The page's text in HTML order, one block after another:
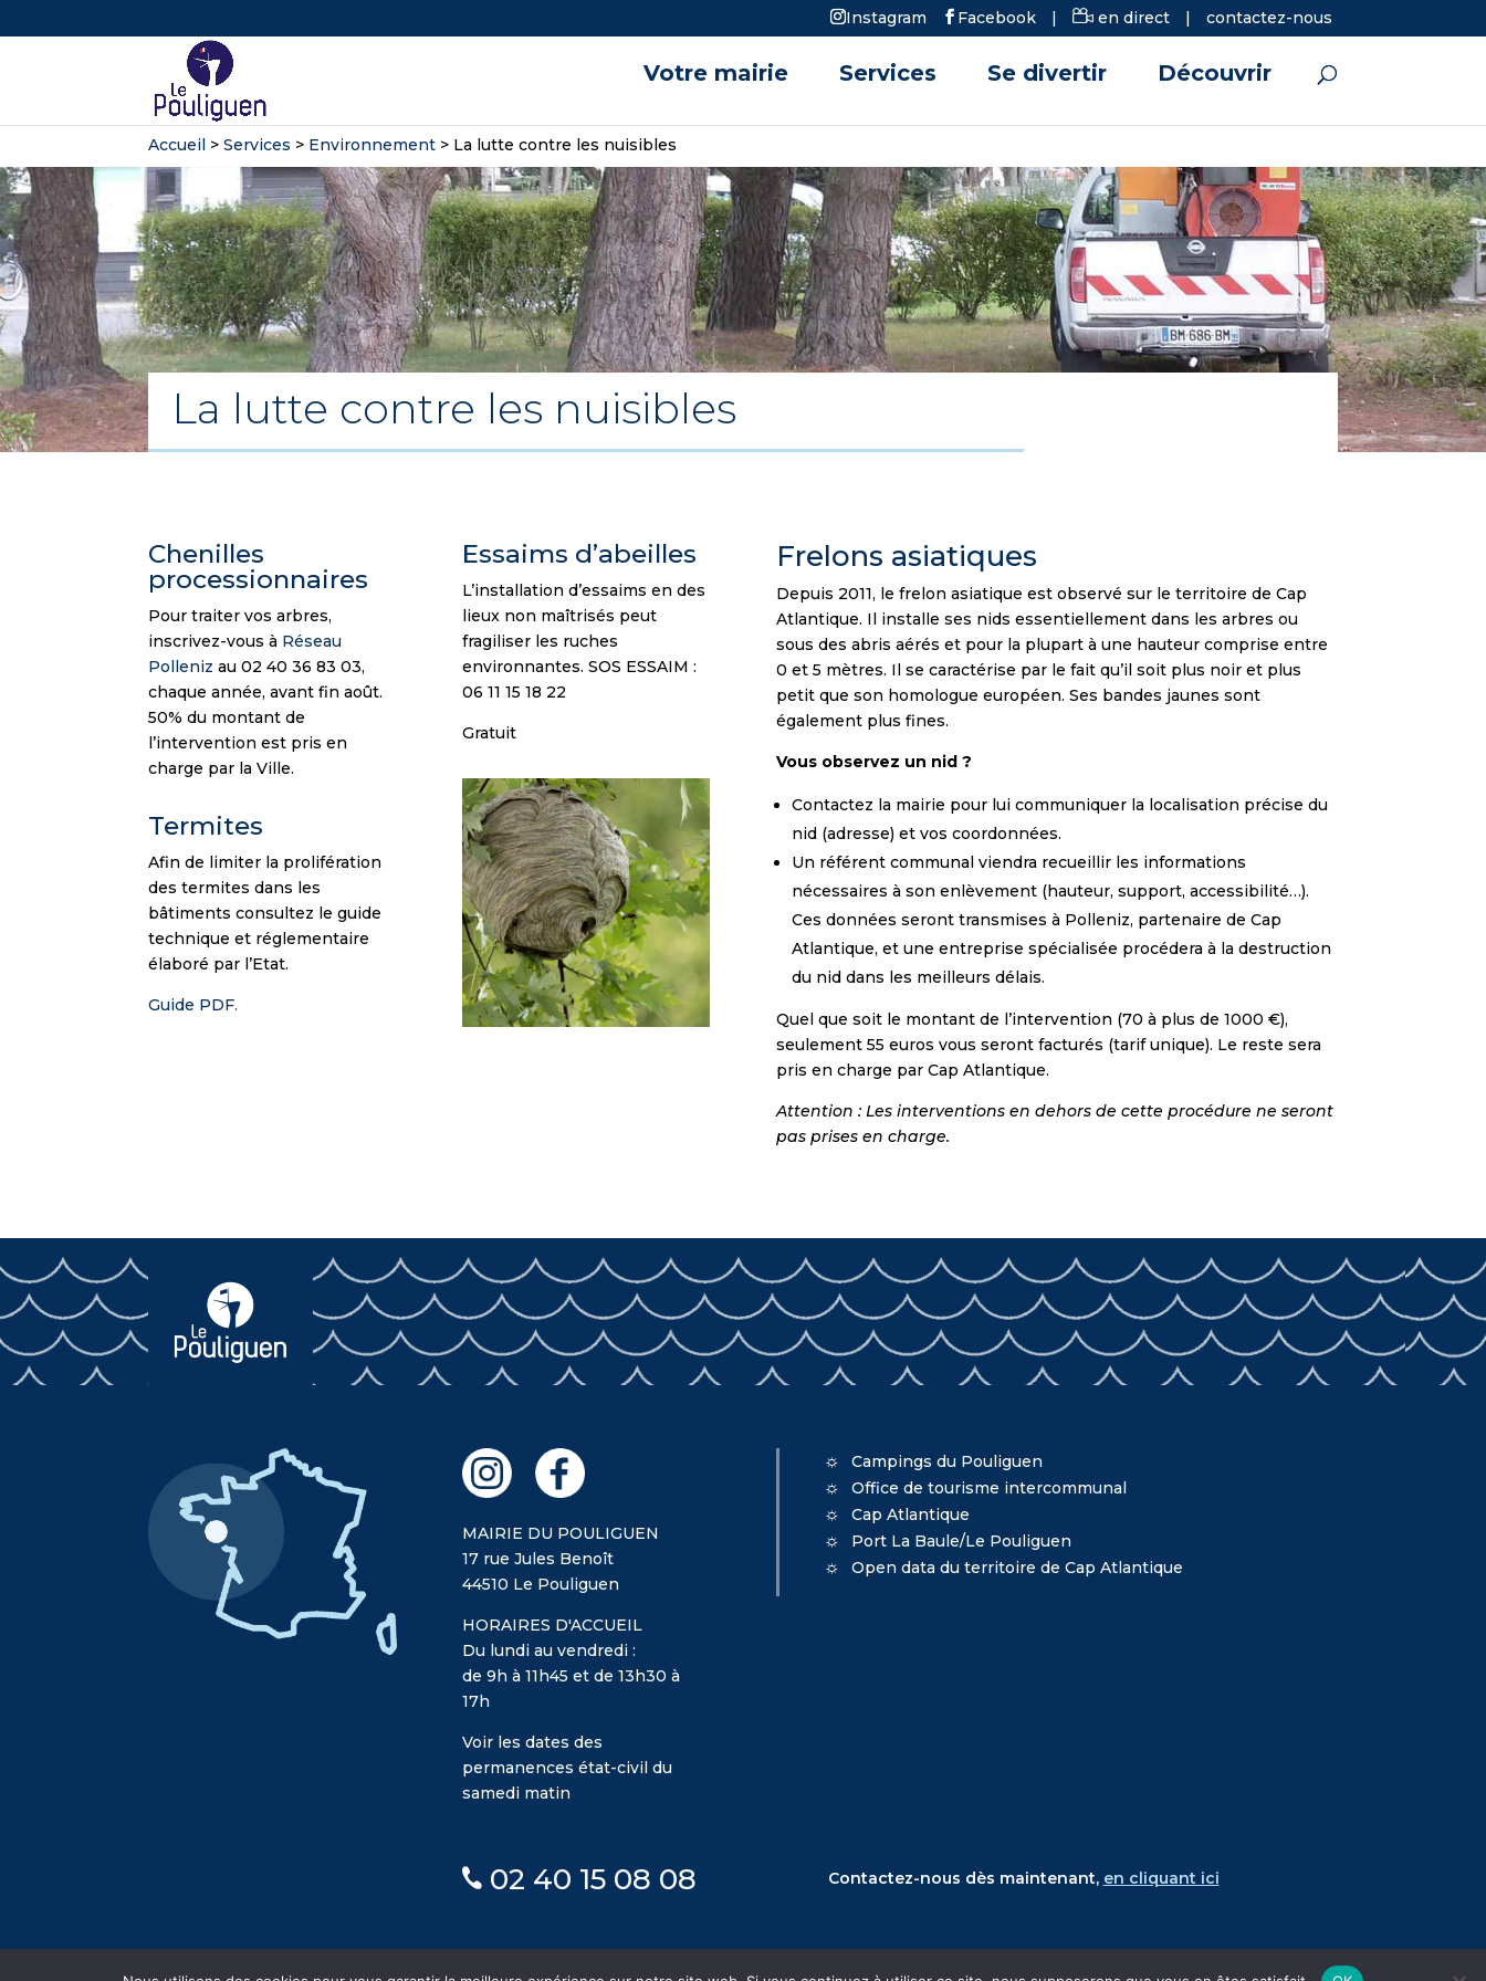
Instagram Facebook | en direct | contactez-nous
Votre mairie Services Se divertir Découvrir
Accueil >Services > Environnement > La lutte contre les nuisibles
La lutte contre les nuisibles
Chenilles
processionnaires
Pour traiter vos arbres,
inscrivez-vous à Réseau
Polleniz au 02 40 36 83 03,
chaque année, avant fin août.
50% du montant de
l’intervention est pris en
charge par la Ville.
Termites
Afin de limiter la prolifération
des termites dans les
bâtiments consultez le guide
technique et réglementaire
élaboré par l’Etat.
Guide PDF.
Essaims d’abeilles
L’installation d’essaims en des
lieux non maîtrisés peut
fragiliser les ruches
environnantes. SOS ESSAIM :
06 11 15 18 22
Gratuit
Frelons asiatiques
Depuis 2011, le frelon asiatique est observé sur le territoire de Cap
Atlantique. Il installe ses nids essentiellement dans les arbres ou
sous des abris aérés et pour la plupart à une hauteur comprise entre
0 et 5 mètres. Il se caractérise par le fait qu’il soit plus noir et plus
petit que son homologue européen. Ses bandes jaunes sont
également plus fines.
Vous observez un nid ?
Contactez la mairie pour lui communiquer la localisation précise du
nid (adresse) et vos coordonnées.
Un référent communal viendra recueillir les informations
nécessaires à son enlèvement (hauteur, support, accessibilité…).
Ces données seront transmises à Polleniz, partenaire de Cap
Atlantique, et une entreprise spécialisée procédera à la destruction
du nid dans les meilleurs délais.
Quel que soit le montant de l’intervention (70 à plus de 1000 €),
seulement 55 euros vous seront facturés (tarif unique). Le reste sera
pris en charge par Cap Atlantique.
Attention : Les interventions en dehors de cette procédure ne seront
pas prises en charge.
MAIRIE DU POULIGUEN
17 rue Jules Benoît
44510 Le Pouliguen
HORAIRES D'ACCUEIL
Du lundi au vendredi :
de 9h à 11h45 et de 13h30 à
17h
Voir les dates des
permanences état-civil du
samedi matin
Campings du Pouliguen
Office de tourisme intercommunal
Cap Atlantique
Port La Baule/Le Pouliguen
Open data du territoire de Cap Atlantique
02 40 15 08 08 Contactez-nous dès maintenant, en cliquant ici